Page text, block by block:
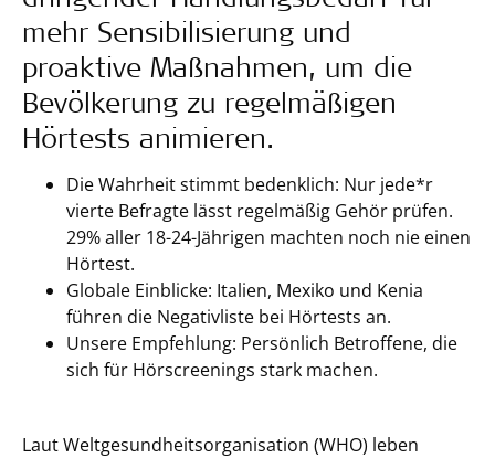
mehr Sensibilisierung und
proaktive Maßnahmen, um die
Bevölkerung zu regelmäßigen
Hörtests animieren.
Die Wahrheit stimmt bedenklich: Nur jede*r
vierte Befragte lässt regelmäßig Gehör prüfen.
29% aller 18-24-Jährigen machten noch nie einen
Hörtest.
Globale Einblicke: Italien, Mexiko und Kenia
führen die Negativliste bei Hörtests an.
Unsere Empfehlung: Persönlich Betroffene, die
sich für Hörscreenings stark machen.
Laut Weltgesundheitsorganisation (WHO) leben